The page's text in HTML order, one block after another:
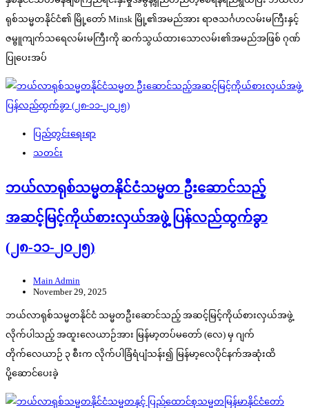
ရုစ်သမ္မတနိုင်ငံ၏ မြို့တော် Minsk မြို့၏အမည်အား ရာဇသင်္ဂဟလမ်းမကြီးနှင့်
ဇမ္ဗူကျက်သရေလမ်းမကြီးကို ဆက်သွယ်ထားသောလမ်း၏အမည်အဖြစ် ဂုဏ်
ပြုပေးအပ်
ပြည်တွင်းရေးရာ
သတင်း
ဘယ်လာရုစ်သမ္မတနိုင်ငံသမ္မတ ဦးဆောင်သည့်
အဆင့်မြင့်ကိုယ်စားလှယ်အဖွဲ့ ပြန်လည်ထွက်ခွာ
(၂၈-၁၁-၂၀၂၅)
Main Admin
November 29, 2025
ဘယ်လာရုစ်သမ္မတနိုင်ငံ သမ္မတဦးဆောင်သည့် အဆင့်မြင့်ကိုယ်စားလှယ်အဖွဲ့
လိုက်ပါသည့် အထူးလေယာဉ်အား မြန်မာ့တပ်မတော် (လေ) မှ ဂျက်
တိုက်လေယာဉ် ၃ စီးက လိုက်ပါခြံရံပျံသန်း၍ မြန်မာ့လေပိုင်နက်အဆုံးထိ
ပို့ဆောင်ပေးခဲ့